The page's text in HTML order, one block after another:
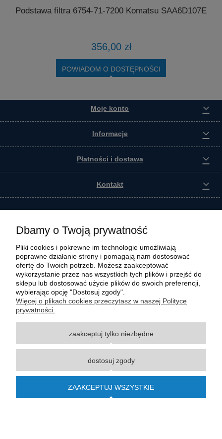
Podstawa filtra 6754-71-7200 Komatsu SAA6D107E
356,00 zł
POWIADOM O DOSTĘPNOŚCI
Moje konto
Informacje
Płatności i dostawa
Kontakt
Wszystkie materiały graficzne i zdjęciowe zamieszczone na stronie internetowej polmasz.pl
są prawnie chronione i stanowią własność intelektualną polmasz.pl. Jakiekolwiek
z zastrzeżeniem korzystania o charakterze niekomercyjnym dla użytku osobistego, ze
wskazaniem źródła. Nazwy Carraro, Case, Cat, Caterpillar, Dana Spicer, Doosan, Komatsu,
znakami towarowymi odpowiednich producentów oryginalnego sprzętu. Wszystkie nazwy,
opisy, numery i symbole zostały użyte wyłącznie w celach informacyjnych lub
wymienionych marek i producentów.
Dbamy o Twoją prywatność
Pliki cookies i pokrewne im technologie umożliwiają
poprawne działanie strony i pomagają nam dostosować
ofertę do Twoich potrzeb. Możesz zaakceptować
wykorzystanie przez nas wszystkich tych plików i przejść do
sklepu lub dostosować użycie plików do swoich preferencji,
wybierając opcję "Dostosuj zgody".
Więcej o plikach cookies przeczytasz w naszej Polityce
prywatności.
zaakceptuj tylko niezbędne
dostosuj zgody
ZAAKCEPTUJ WSZYSTKIE